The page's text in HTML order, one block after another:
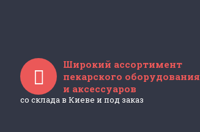
Широкий ассортимент
пекарского оборудования
и аксессуаров
со склада в Киеве и под заказ